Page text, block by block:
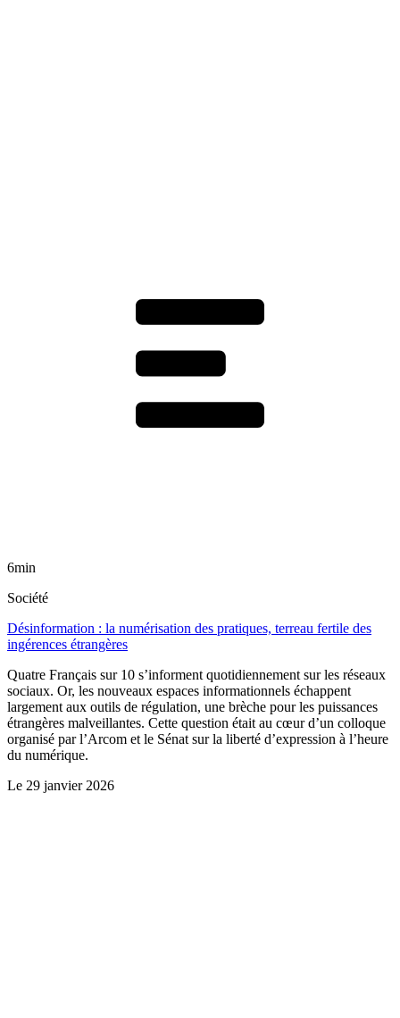
6min
Société
Désinformation : la numérisation des pratiques, terreau fertile des
ingérences étrangères
Quatre Français sur 10 s’informent quotidiennement sur les réseaux
sociaux. Or, les nouveaux espaces informationnels échappent
largement aux outils de régulation, une brèche pour les puissances
étrangères malveillantes. Cette question était au cœur d’un colloque
organisé par l’Arcom et le Sénat sur la liberté d’expression à l’heure
du numérique.
Le 29 janvier 2026